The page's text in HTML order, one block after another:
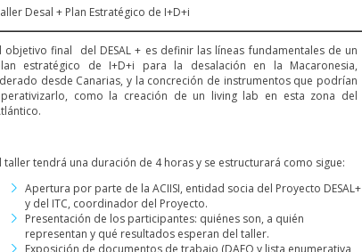
Desal + Plan Estratégico de I+D+i
objetivo final del DESAL + es definir las líneas fundamentales de un
estratégico de I+D+i para la desalación en la Macaronesia,
desde Canarias, y la concreción de instrumentos que podrían
como la creación de un living lab en esta zona del
taller tendrá una duración de 4 horas y se estructurará como sigue:
Apertura por parte de la ACIISI, entidad socia del Proyecto DESAL+
y del ITC, coordinador del Proyecto.
Presentación de los participantes: quiénes son, a quién
representan y qué resultados esperan del taller.
Exposición de documentos de trabajo (DAFO y lista enumerativa